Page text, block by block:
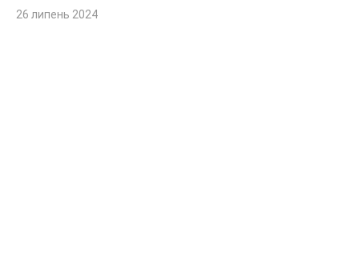
26 липень 2024